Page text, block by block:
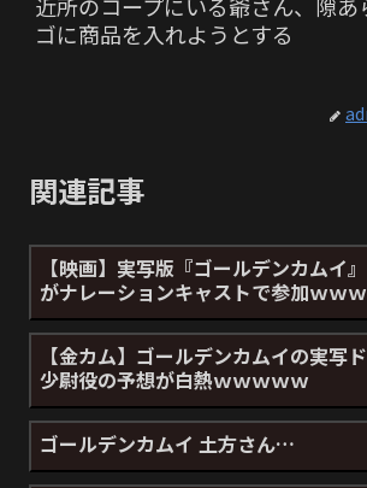
ゴに商品を入れようとする
関連記事
【映画】実写版『ゴールデンカムイ
がナレーションキャストで参加ｗｗ
【金カム】ゴールデンカムイの実写
少尉役の予想が白熱ｗｗｗｗｗ
ゴールデンカムイ 土方さん…